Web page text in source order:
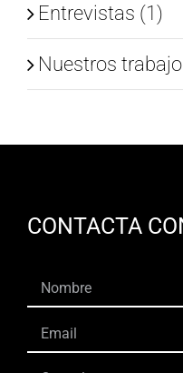
Entrevistas (1)
Nuestros
CONTACTA